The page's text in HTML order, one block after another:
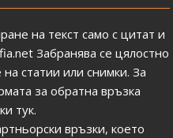
на текст само с цитат и
Забранява се цялостно
статии или снимки. За
за обратна връзка
тук.
връзки, което